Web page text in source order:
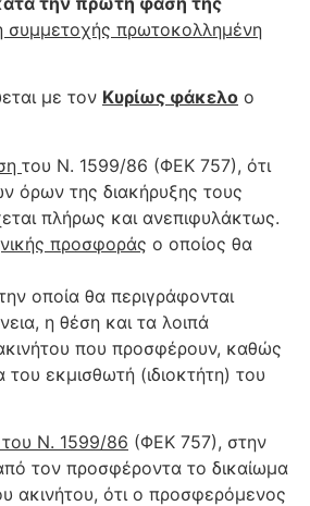
συμμετοχής πρωτοκολλημένη
με τον Κυρίως φάκελο ο
του Ν. 1599/86 (ΦΕΚ 757), ότι
όρων της διακήρυξης τους
πλήρως και ανεπιφυλάκτως.
προσφοράς ο οποίος θα
οποία θα περιγράφονται
η θέση και τα λοιπά
που προσφέρουν, καθώς
του εκμισθωτή (ιδιοκτήτη) του
Ν. 1599/86 (ΦΕΚ 757), στην
τον προσφέροντα το δικαίωμα
ακινήτου, ότι ο προσφερόμενος